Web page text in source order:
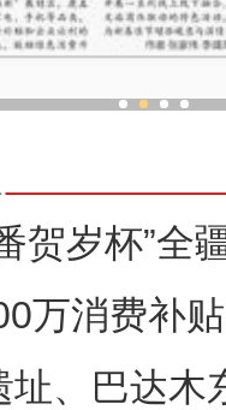
贺岁杯”全
万消费补
址、巴达木